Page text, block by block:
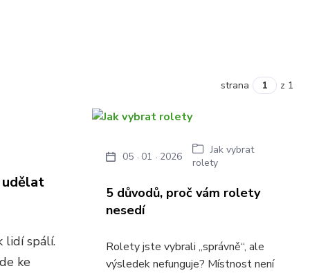
strana z 1
udělat
lidí spálí.
ke
5 důvodů, proč vám rolety
nesedí
05 01 2026
Jak vybrat
rolety
Rolety jste vybrali „správně“, ale
výsledek nefunguje? Místnost není